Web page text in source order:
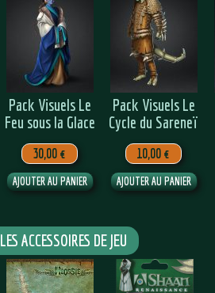
Pack Visuels Le
Feu sous la Glace
30,00 €
Pack Visuels Le
Cycle du Sareneï
10,00 €
LES ACCESSOIRES DE JEU